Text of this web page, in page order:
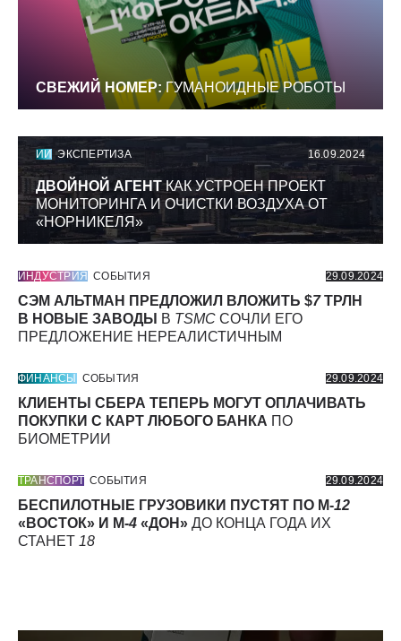
СВЕЖИЙ НОМЕР: ГУМАНОИДНЫЕ РОБОТЫ
ИИ ЭКСПЕРТИЗА 16.09.2024
ДВОЙНОЙ АГЕНТКАК УСТРОЕН ПРОЕКТ
МОНИТОРИНГА И ОЧИСТКИ ВОЗДУХА ОТ
«НОРНИКЕЛЯ»
ИНДУСТРИЯ СОБЫТИЯ 29.09.2024
СЭМ АЛЬТМАН ПРЕДЛОЖИЛ ВЛОЖИТЬ $7ТРЛН
В НОВЫЕ ЗАВОДЫ
В TSMC СОЧЛИ ЕГО
ПРЕДЛОЖЕНИЕ НЕРЕАЛИСТИЧНЫМ
ФИНАНСЫ СОБЫТИЯ 29.09.2024
КЛИЕНТЫ СБЕРА ТЕПЕРЬ МОГУТ ОПЛАЧИВАТЬ
ПОКУПКИ С КАРТ ЛЮБОГО БАНКА ПО
БИОМЕТРИИ
ТРАНСПОРТ СОБЫТИЯ 29.09.2024
БЕСПИЛОТНЫЕ ГРУЗОВИКИ ПУСТЯТ ПО М-12
«ВОСТОК» И М-4 «ДОН» ДО КОНЦА ГОДА ИХ
СТАНЕТ 18